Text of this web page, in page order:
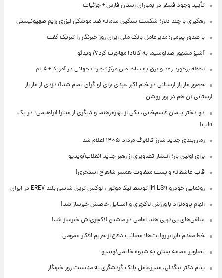
تأیید وجود فسفر در بمباران استان فارس + جزئیات
رهگیری با چند دلار؛ شکست سنگین سامانه ضد موشکی لیزری رژیم صهیونیستی
با صدور پیامی؛ مدیرعامل بانک ملی ایران روز خبرنگار را تبریک گفت
آشپز مشهور صداوسیما به کانادا مهاجرت کرد؟/ ویدئو
لحظه برخورد رعد و برق به ساختمان مرکز تجارت جهانی در آمریکا + فیلم
حضور مازیار لرستانی در ختم اکبر عبدی برای او گران تمام شد!/ دزدی از مازیار
لرستانی آن هم در روز روشن
دو دختر پیمان قاسم‌خانی، یکی از بهاره رهنما و دیگری از میترا ابراهیمی؛ در یک
قاب!
زمان‌بندی جدید شارژ کالابرگ مرداد ۱۴۰۵ اعلام شد
برای اولین بار؛ انتشار تصاویری از رهبر جدید انقلاب/ویدیو
قاب عاشقانه و پست متفاوت همسر شاهرخ استخری!
رونمایی خودرو IM LS۹ توسط نیکا موتور ، لوکس ترین شاسی بلند EREV در ایران
الهام پاوه‌نژاد با ورزش لاکچری و استایل خاصش خبرساز شد!
سلفی‌های پی‌درپی هلیا امامی در ماشین لاکچری‌اش خبرساز شد!
خط مقدم نابرابر روایت‌ها؛ مصائب دفاع از حریم افکار عمومی
تصاویر عمامه بستن به شیوه خاتمی/ویدیو
پیام دکتر بیگدلی، مدیرعامل بانک گردشگری به مناسبت روز خبرنگار